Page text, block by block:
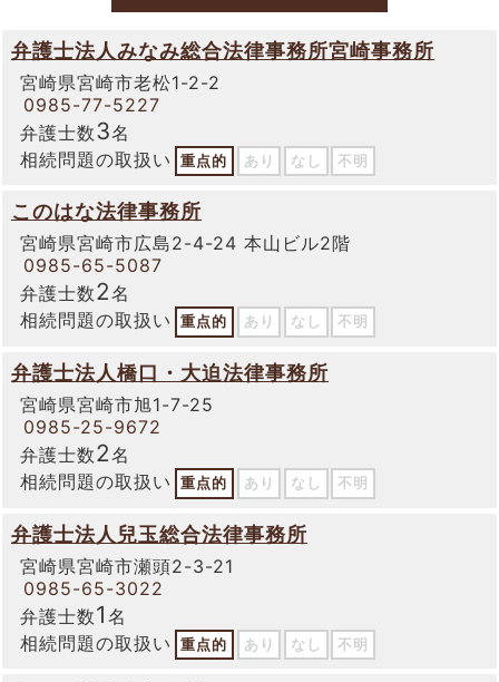
弁護士法人みなみ総合法律事務所宮崎事務所
宮崎県宮崎市老松1-2-2
0985-77-5227
弁護士数3名
相続問題の取扱い
重点的 あり なし 不明
このはな法律事務所
宮崎県宮崎市広島2-4-24 本山ビル2階
0985-65-5087
弁護士数2名
相続問題の取扱い
重点的 あり なし 不明
弁護士法人橋口・大迫法律事務所
宮崎県宮崎市旭1-7-25
0985-25-9672
弁護士数2名
相続問題の取扱い
重点的 あり なし 不明
弁護士法人兒玉総合法律事務所
宮崎県宮崎市瀬頭2-3-21
0985-65-3022
弁護士数1 名
相続問題の取扱い
重点的 あり なし 不明